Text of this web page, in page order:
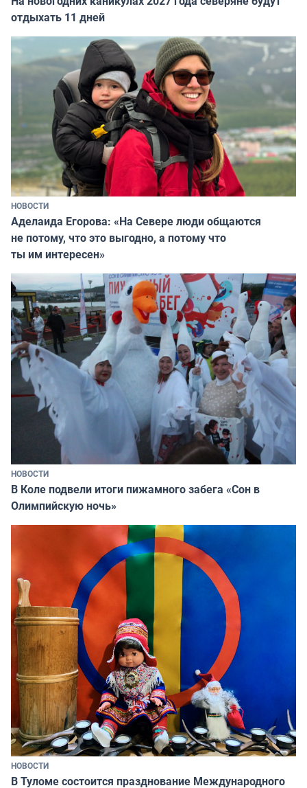
отдыхать 11 дней
НОВОСТИ
Аделаида Егорова: «На Севере люди общаются
не потому, что это выгодно, а потому что
ты им интересен»
НОВОСТИ
В Коле подвели итоги пижамного забега «Сон в
Олимпийскую ночь»
НОВОСТИ
В Туломе состоится празднование Международного